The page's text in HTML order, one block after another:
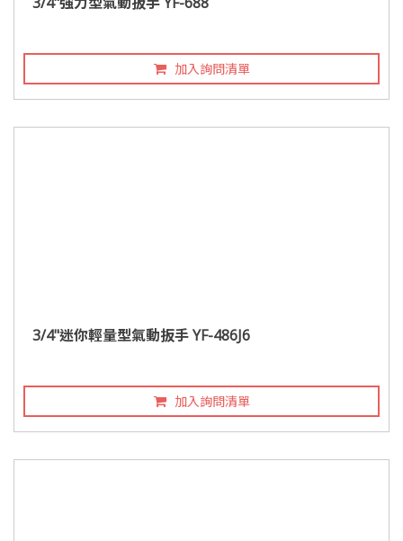
加入詢問清單
3/4"迷你輕量型氣動扳手 YF-486J6
加入詢問清單